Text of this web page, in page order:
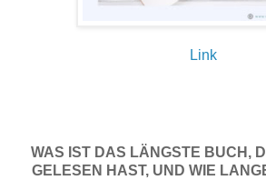
Link
WAS IST DAS LÄNGSTE BUCH,
GELESEN HAST, UND WIE